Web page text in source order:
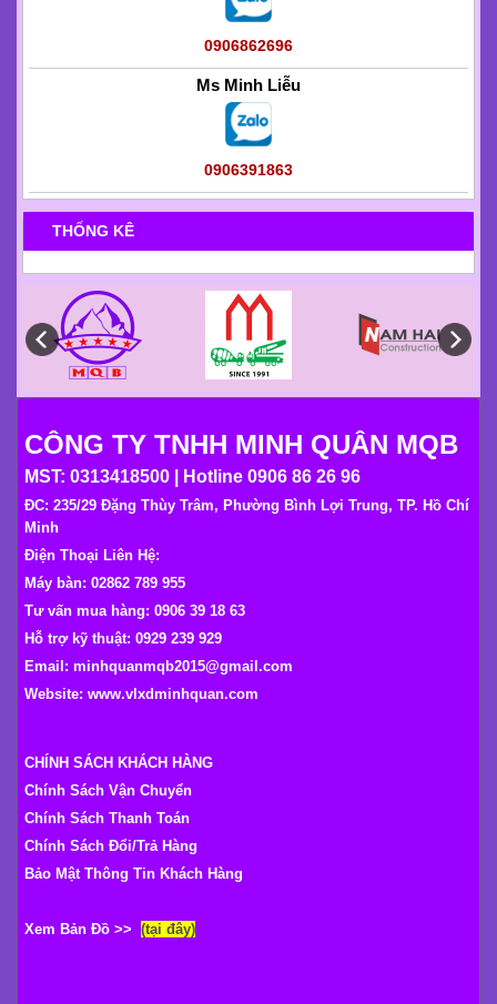
0906862696
Ms Minh Liễu
0906391863
THỐNG KÊ
CÔNG TY TNHH MINH QUÂN MQB
MST: 0313418500 | Hotline 0906 86 26 96
ĐC: 235/29 Đặng Thùy Trâm, Phường Bình Lợi Trung, TP. Hồ Chí
Minh
Điện Thoại Liên Hệ:
Máy bàn: 02862 789 955
Tư vấn mua hàng: 0906 39 18 63
Hỗ trợ kỹ thuật: 0929 239 929
Email: minhquanmqb2015@gmail.com
Website: www.vlxdminhquan.com
CHÍNH SÁCH KHÁCH HÀNG
Chính Sách Vận Chuyển
Chính Sách Thanh Toán
Chính Sách Đổi/Trả Hàng
Bảo Mật Thông Tin Khách Hàng
Xem Bản Đồ >> (tại đây)